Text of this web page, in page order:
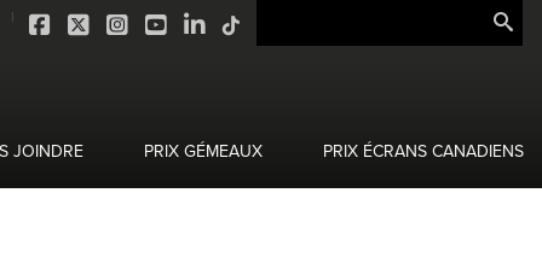
JOINDRE PRIX GÉMEAUX PRIX ÉCRANS CANADIENS